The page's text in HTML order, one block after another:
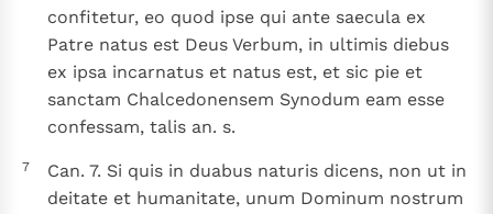
confitetur, eo quod ipse qui ante saecula ex
Patre natus est Deus Verbum, in ultimis diebus
ex ipsa incarnatus et natus est, et sic pie et
sanctam Chalcedonensem Synodum eam esse
confessam, talis an. s.
7
Can. 7. Si quis in duabus naturis dicens, non ut in
deitate et humanitate, unum Dominum nostrum